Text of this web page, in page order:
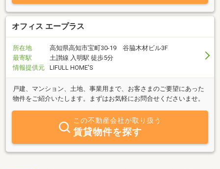
様の視点に立ってのアドバイス、御相談等ありましたら私にお任せ
下さい。皆様のお力になります。
オフィス エープラス
所在地
高知県高知市宝町30-19 谷脇木材ビル3F
最寄駅
土讃線 入明駅 徒歩5分
情報提供元
LIFULL HOME'S
戸建、マンション、土地、事業用まで、お客さまのご要望にあった
物件をご紹介いたします。まずはお気軽にお問合せくださいませ。
この不動産会社が取り扱う
賃貸物件を探す